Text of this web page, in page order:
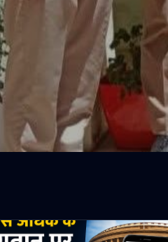
छुपा रखा